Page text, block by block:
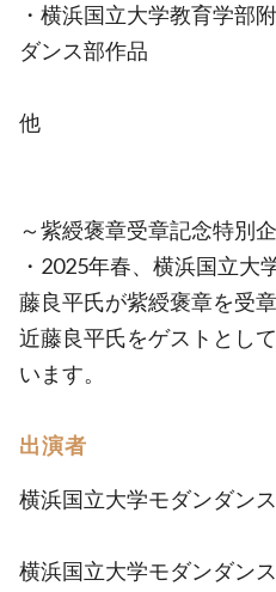
・横浜国立大学教育学部
ダンス部作品
他
～紫綬褒章受章記念特別
・2025年春、横浜国立大
藤良平氏が紫綬褒章を受章
近藤良平氏をゲストとし
います。
出演者
横浜国立大学モダンダン
横浜国立大学モダンダン